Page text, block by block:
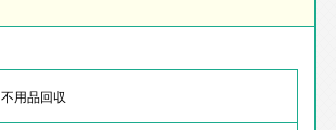
不用品回収